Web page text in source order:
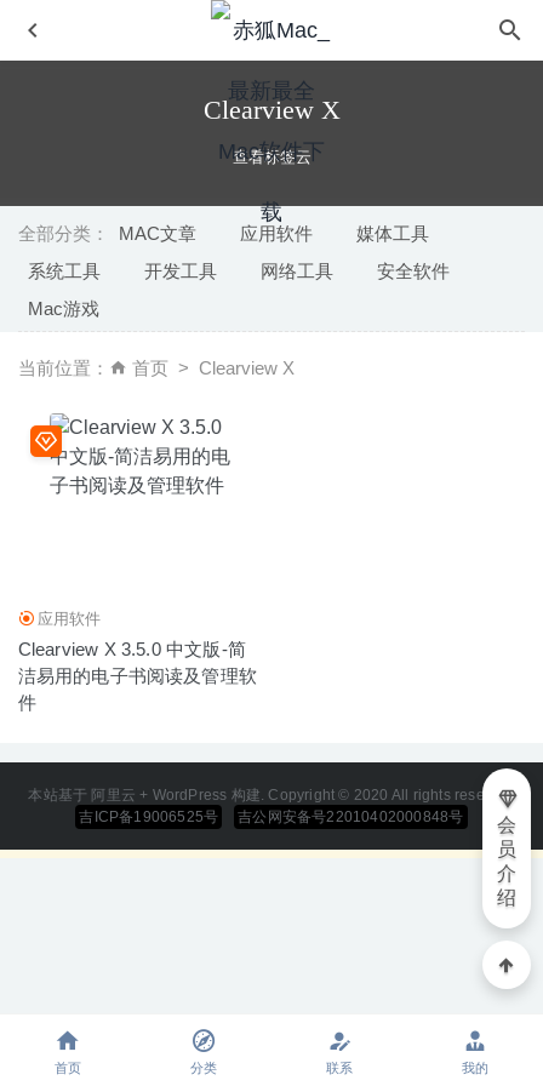
Clearview X
查看标签云
全部分类： MAC文章 应用软件
媒体工具
系统工具
开发工具 网络工具
安全软件
Mac游戏
当前位置： 首页 Clearview X
应用软件
Clearview X 3.5.0 中文版-简
洁易用的电子书阅读及管理软
件
本站基于 阿里云 + WordPress 构建. Copyright © 2020 All rights reserved
吉ICP备19006525号
吉公网安备号22010402000848号
会
员
介
绍
Tap Forms 5.3.43 中文版 – 数据库开发管理工具 2025-05-
04
Movavi Video Converter 20 Premium 20.1.0 for Mac中文
版-功能强大的视频格式转换工具
AnyTrans for IOS 8.8.0(20200918) 中文版-优秀的iPhone
首页 分类 联系 我的